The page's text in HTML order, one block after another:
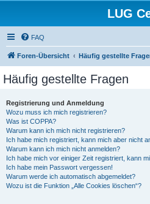
LUG
FAQ
Foren-Übersicht Häufig gestellte
Häufig gestellte Fragen
Registrierung und Anmeldung
Wozu muss ich mich registrieren?
Was ist COPPA?
Warum kann ich mich nicht registrieren?
Ich habe mich registriert, kann mich aber nicht
Warum kann ich mich nicht anmelden?
Ich habe mich vor einiger Zeit registriert, kann
Ich habe mein Passwort vergessen!
Warum werde ich automatisch abgemeldet?
Wozu ist die Funktion „Alle Cookies löschen“?